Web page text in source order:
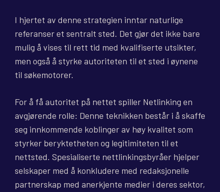
I hjertet av denne strategien inntar naturlige
referanser et sentralt sted. Det gjør det ikke bare
mulig å vises til rett tid med kvalifiserte utsikter,
men også å styrke autoriteten til et sted i øynene
til søkemotorer.
For å få autoritet på nettet spiller Netlinking en
avgjørende rolle: Denne teknikken består i å skaffe
seg innkommende koblinger av høy kvalitet som
styrker beryktetheten og legitimiteten til et
nettsted. Spesialiserte nettlinkingsbyråer hjelper
selskaper med å konkludere med redaksjonelle
partnerskap med anerkjente medier i deres sektor,